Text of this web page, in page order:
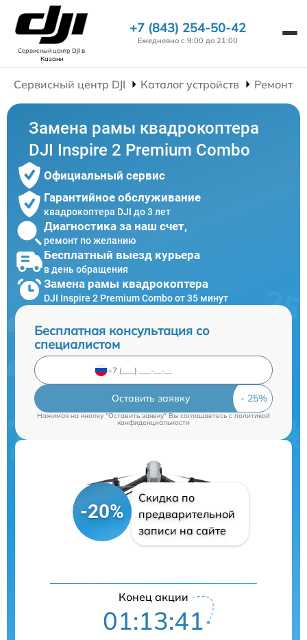
Сервисный центр DJIв
Казани
+7 (843) 254-50-42
Ежедневно с 9:00 до 21:00
Сервисный центр DJI Каталог устройств Ремонт
Замена рамы квадрокоптера
DJI Inspire 2 Premium Combo
Официальный сервис
Гарантийное обслуживание
квадрокоптера DJI до 3 лет
Диагностика за наш счет,
ремонт по желанию
Бесплатный выезд курьера
в день обращения
Замена рамы квадрокоптера
DJI Inspire 2 Premium Combo от 35 минут
Бесплатная консультация со
специалистом
Оставить заявку
Нажимая на кнопку "Оставить заявку" Вы соглашаетесь cполитикой
конфиденциальности
-20%
Скидка по
предварительной
записи на сайте
Конец акции
01:13:40